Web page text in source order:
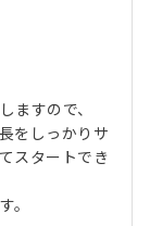
ますので、
をしっかりサ
スタートでき
。